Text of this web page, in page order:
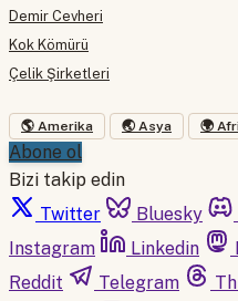
Demir Cevheri
Kok Kömürü
Çelik Şirketleri
🌎 Amerika 🌏 Asya 🌍
Abone ol
Bizi takip edin
Twitter
Bluesky
Instagram
Linkedin
Reddit
Telegram